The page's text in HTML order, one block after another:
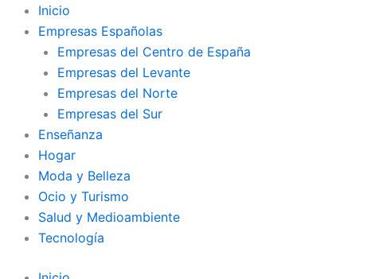
contenido
Inicio
Empresas Españolas
Empresas del Centro de España
Empresas del Levante
Empresas del Norte
Empresas del Sur
Enseñanza
Hogar
Moda y Belleza
Ocio y Turismo
Salud y Medioambiente
Tecnología